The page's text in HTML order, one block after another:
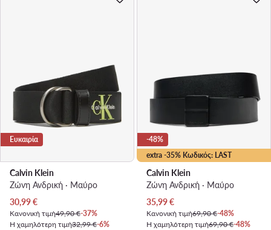
Ευκαιρία
Calvin Klein
Ζώνη Ανδρική · Μαύρο
Τρέχουσα τιμή
30,99€
Κανονική τιμή49,90 €-37%
Η χαμηλότερη τιμή32,99 €-6%
extra -35% Κωδικός: LAST
-48%
Calvin Klein
Ζώνη Ανδρική · Μαύρο
Τρέχουσα τιμή
35,99€
Κανονική τιμή69,90 €-48%
Η χαμηλότερη τιμή69,90 €-48%